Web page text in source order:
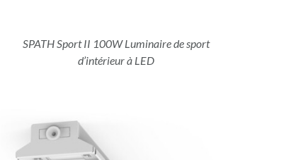
SPATH Sport II 100W Luminaire de sport
d’intérieur à LED